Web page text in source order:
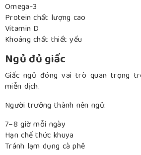
Omega-3
Protein chất lượng cao
Vitamin D
Khoáng chất thiết yếu
Ngủ đủ giấc
Giấc ngủ đóng vai trò quan trọng
miễn dịch.
Người trưởng thành nên ngủ:
7–8 giờ mỗi ngày
Hạn chế thức khuya
Tránh lạm dụng cà phê